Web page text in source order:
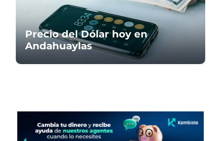
Precio del Dólar hoy en
Andahuaylas